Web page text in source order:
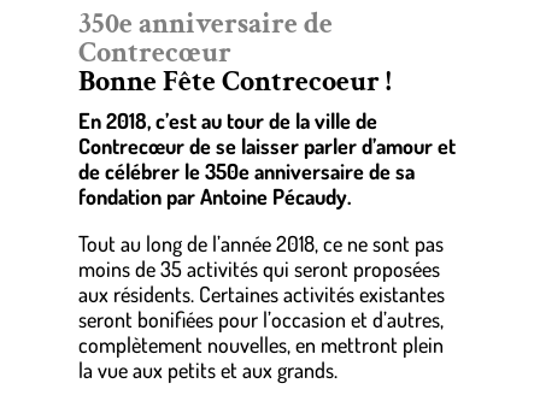
350e anniversaire de
Contrecœur
Bonne Fête Contrecoeur !
En 2018, c’est au tour de la ville de
Contrecœur de se laisser parler d’amour et
de célébrer le 350e anniversaire de sa
fondation par Antoine Pécaudy.
Tout au long de l’année 2018, ce ne sont pas
moins de 35 activités qui seront proposées
aux résidents. Certaines activités existantes
seront bonifiées pour l’occasion et d’autres,
complètement nouvelles, en mettront plein
la vue aux petits et aux grands.